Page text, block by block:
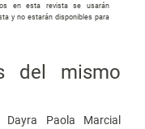
en esta revista se usarán
y no estarán disponibles para
del mismo
Paola Marcial